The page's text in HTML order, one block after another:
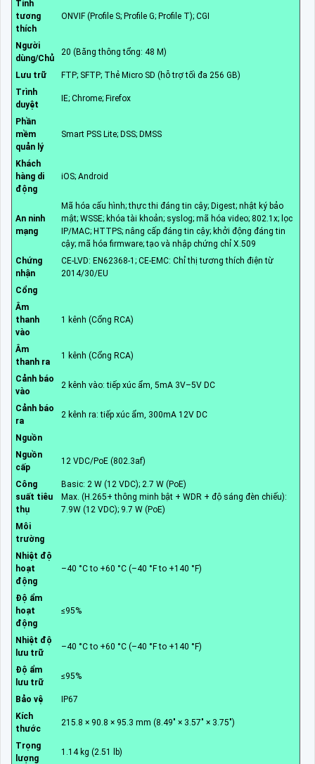
Tính
tương
thích
ONVIF (Profile S; Profile G; Profile T); CGI
Người
dùng/Chủ
20 (Băng thông tổng: 48 M)
Lưu trữ
FTP; SFTP; Thẻ Micro SD (hỗ trợ tối đa 256 GB)
Trình
duyệt
IE; Chrome; Firefox
Phần
mềm
quản lý
Smart PSS Lite; DSS; DMSS
Khách
hàng di
động
iOS; Android
An ninh
mạng
Mã hóa cấu hình; thực thi đáng tin cậy; Digest; nhật ký bảo
mật; WSSE; khóa tài khoản; syslog; mã hóa video; 802.1x; lọc
IP/MAC; HTTPS; nâng cấp đáng tin cậy; khởi động đáng tin
cậy; mã hóa firmware; tạo và nhập chứng chỉ X.509
Chứng
nhận
CE-LVD: EN62368-1; CE-EMC: Chỉ thị tương thích điện từ
2014/30/EU
Cổng
Âm
thanh
vào
1 kênh (Cổng RCA)
Âm
thanh ra
1 kênh (Cổng RCA)
Cảnh báo
vào
2 kênh vào: tiếp xúc ẩm, 5mA 3V–5V DC
Cảnh báo
ra
2 kênh ra: tiếp xúc ẩm, 300mA 12V DC
Nguồn
Nguồn
cấp
12 VDC/PoE (802.3af)
Công
suất tiêu
thụ
Basic: 2 W (12 VDC); 2.7 W (PoE)
Max. (H.265+ thông minh bật + WDR + độ sáng đèn chiếu):
7.9W (12 VDC); 9.7 W (PoE)
Môi
trường
Nhiệt độ
hoạt
động
–40 °C to +60 °C (–40 °F to +140 °F)
Độ ẩm
hoạt
động
≤95%
Nhiệt độ
lưu trữ
–40 °C to +60 °C (–40 °F to +140 °F)
Độ ẩm
lưu trữ
≤95%
Bảo vệ
IP67
Kích
thước
215.8 × 90.8 × 95.3 mm (8.49" × 3.57" × 3.75")
Trọng
lượng
1.14 kg (2.51 lb)